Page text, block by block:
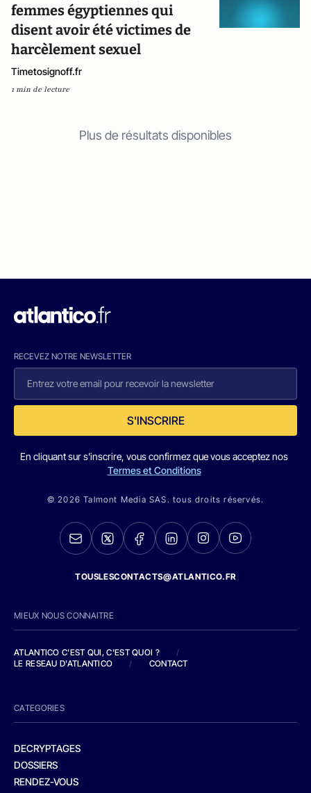
femmes égyptiennes qui
disent avoir été victimes de
harcèlement sexuel
Timetosignoff.fr
1 min de lecture
Plus de résultats disponibles
RECEVEZ NOTRE NEWSLETTER
S'INSCRIRE
En cliquant sur s'inscrire, vous confirmez que vous acceptez nos
Termes et Conditions
© 2026 Talmont Media SAS. tous droits réservés.
TOUSLESCONTACTS@ATLANTICO.FR
MIEUX NOUS CONNAITRE
ATLANTICO C'EST QUI, C'EST QUOI ?
/
LE RESEAU D'ATLANTICO
/ CONTACT
CATEGORIES
DECRYPTAGES
DOSSIERS
RENDEZ-VOUS